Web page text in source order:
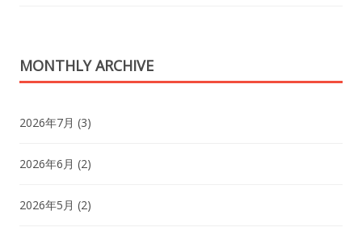
MONTHLY ARCHIVE
2026年7月 (3)
2026年6月 (2)
2026年5月 (2)